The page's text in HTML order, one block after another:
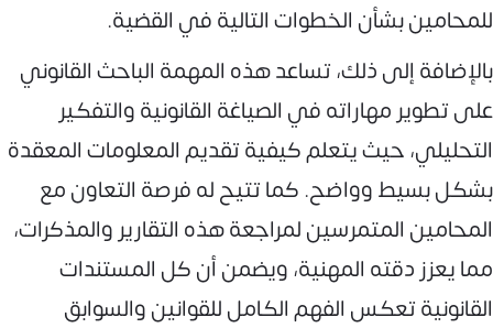
للمحامين بشأن الخطوات التالية في القضية.
بالإضافة إلى ذلك، تساعد هذه المهمة الباحث القانوني
على تطوير مهاراته في الصياغة القانونية والتفكير
التحليلي، حيث يتعلم كيفية تقديم المعلومات المعقدة
بشكل بسيط وواضح. كما تتيح له فرصة التعاون مع
المحامين المتمرسين لمراجعة هذه التقارير والمذكرات،
مما يعزز دقته المهنية، ويضمن أن كل المستندات
القانونية تعكس الفهم الكامل للقوانين والسوابق